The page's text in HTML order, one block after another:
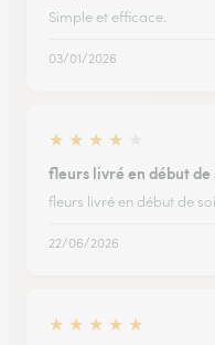
Simple et efficace.
03/01/2026
★ ★ ★ ★
fleurs livré en début de
fleurs livré en début de
22/06/2026
★ ★ ★ ★ ★